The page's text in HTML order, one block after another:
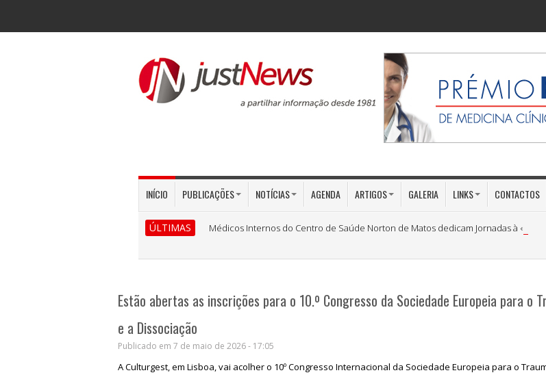
INÍCIO PUBLICAÇÕES NOTÍCIAS AGENDA ARTIGOS GALERIA LINKS CONTACTOS
ÚLTIMAS Médicos Internos do Centro de Saúde Norton de Matos dedicam Jornadas à
Estão abertas as inscrições para o 10.º Congresso da Sociedade Europeia para o
e a Dissociação
Publicado em 7 de maio de 2026 - 17:05
A Culturgest, em Lisboa, vai acolher o 10º Congresso Internacional da Sociedade Europeia para o